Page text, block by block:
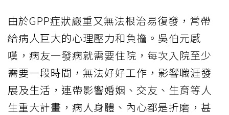
由於GPP症狀嚴重又無法根治易復發，常帶
給病人巨大的心理壓力和負擔。吳伯元感
嘆，病友一發病就需要住院，每次入院至少
需要一段時間，無法好好工作，影響職涯發
展及生活，連帶影響婚姻、交友、生育等人
生重大計畫，病人身體、內心都是折磨，甚